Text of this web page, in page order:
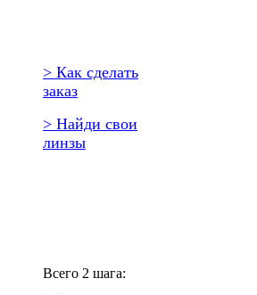
> Как сделать
заказ
> Найди свои
линзы
Всего 2 шага: